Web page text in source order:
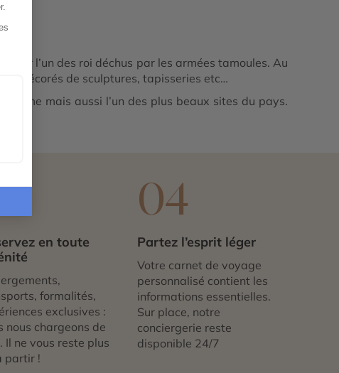
par l’un des roi déchus par les armées tamoules. Au
décorés de sculptures, tapisseries etc…
mais aussi l’un des plus beaux sites du pays.
en toute
formalités,
exclusives :
nous chargeons de
Il ne vous reste plus
partir !
04
Partez l’esprit léger
Votre carnet de voyage
personnalisé contient les
informations essentielles.
Sur place, notre
conciergerie reste
disponible 24/7